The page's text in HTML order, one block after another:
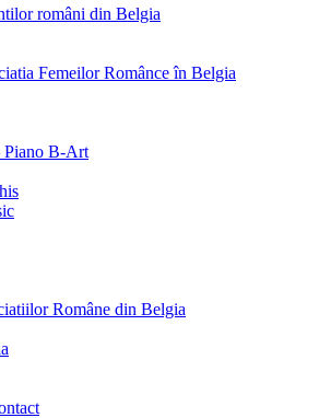
români din Belgia
Femeilor Românce în Belgia
B-Art
Române din Belgia